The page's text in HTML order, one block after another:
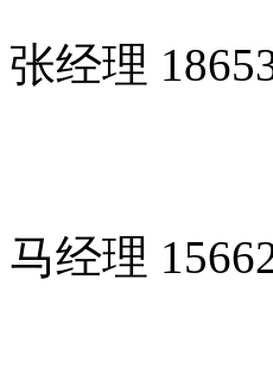
张经理
马经理